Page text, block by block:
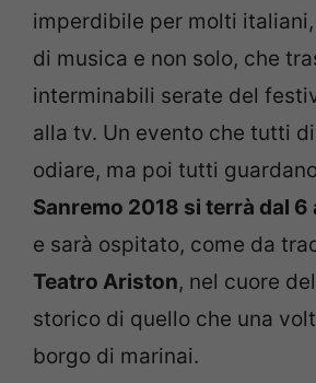
imperdibile per molti
di musica e non solo, che
interminabili serate del
alla tv. Un evento che tutti
odiare, ma poi tutti
Sanremo 2018 si terrà dal 6
e sarà ospitato, come da
Teatro Ariston, nel cuore
storico di quello che una
borgo di marinai.